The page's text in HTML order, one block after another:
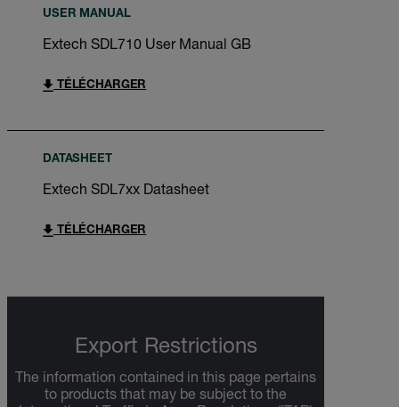
USER MANUAL
Extech SDL710 User Manual GB
TÉLÉCHARGER
DATASHEET
Extech SDL7xx Datasheet
TÉLÉCHARGER
Export Restrictions
The information contained in this page pertains
to products that may be subject to the